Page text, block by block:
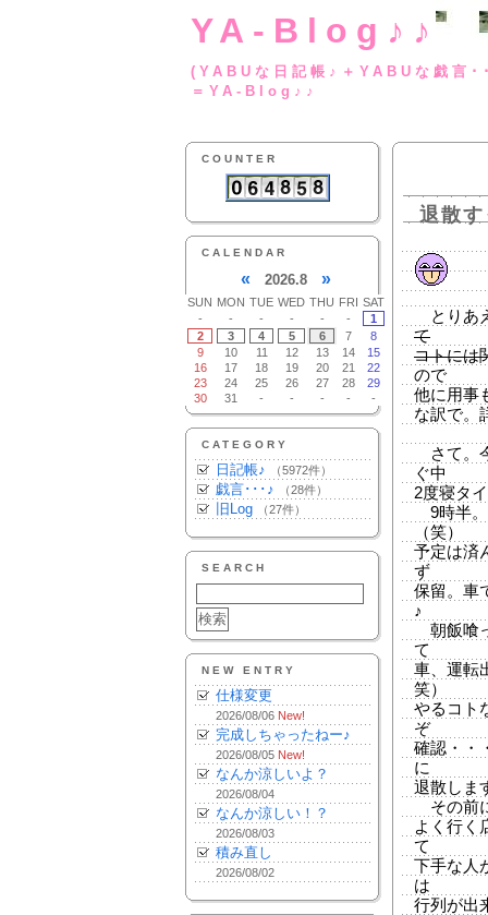
YA-Blog♪♪
(YABUな日記帳♪
＝YA-Blog♪♪
COUNTER
CALENDAR
« 2026.8 »
SUN MON TUE WED THU FRI SAT
-
- - - - -
1
2
3 4 5 6 7
8
9
10 11 12 13 14
15
16
17 18 19 20 21
22
23
24 25 26 27 28
29
30
31 - - - - -
CATEGORY
日記帳♪ （5972件）
戯言･･･♪ （28件）
旧Log （27件）
SEARCH
NEW ENTRY
仕様変更
2026/08/06 New!
完成しちゃったねー♪
2026/08/05 New!
なんか涼しいよ？
2026/08/04
なんか涼しい！？
2026/08/03
積み直し
2026/08/02
退散
とりあ
て
コトには
ので
他に用事
な訳で。
さて。
ぐ中
2度寝タ
9時半。
（笑）
予定は済
ず
保留。車
♪
朝飯喰
て
車、運転
笑）
やるコト
ぞ
確認・・
に
退散しま
その前
よく行く
て
下手な人
は
行列が出